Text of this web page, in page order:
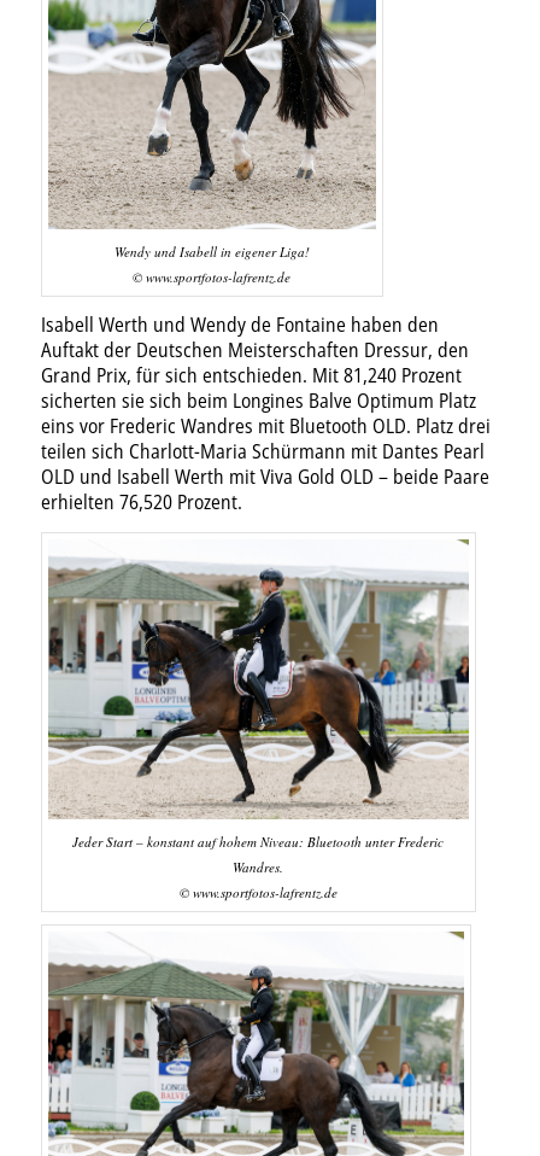
Wendy und Isabell in eigener Liga!
© www.sportfotos-lafrentz.de
Isabell Werth und Wendy de Fontaine haben den
Auftakt der Deutschen Meisterschaften Dressur, den
Grand Prix, für sich entschieden. Mit 81,240 Prozent
sicherten sie sich beim Longines Balve Optimum Platz
eins vor Frederic Wandres mit Bluetooth OLD. Platz drei
teilen sich Charlott-Maria Schürmann mit Dantes Pearl
OLD und Isabell Werth mit Viva Gold OLD – beide Paare
erhielten 76,520 Prozent.
Jeder Start – konstant auf hohem Niveau: Bluetooth unter Frederic
Wandres.
© www.sportfotos-lafrentz.de